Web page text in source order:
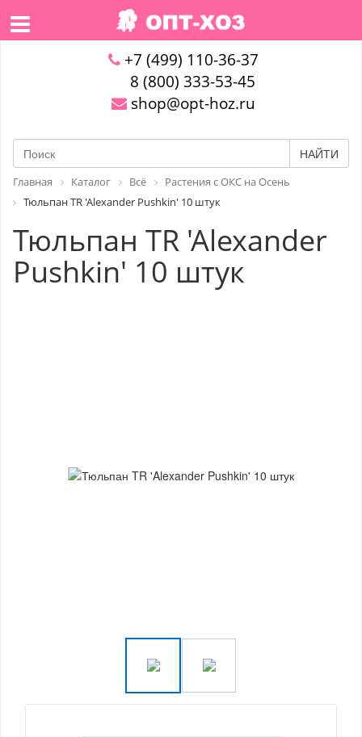
+7 (499) 110-36-37
8 (800) 333-53-45
shop@opt-hoz.ru
НАЙТИ
Главная Каталог Всё
Растения с ОКС на Осень
Тюльпан TR 'Alexander Pushkin' 10 штук
Тюльпан TR 'Alexander
Pushkin' 10 штук